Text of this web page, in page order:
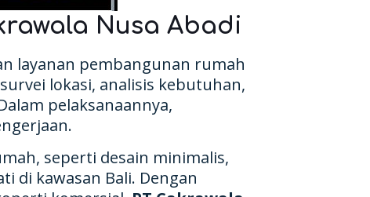
Nusa Abadi
layanan pembangunan rumah
lokasi, analisis kebutuhan,
pelaksanaannya,
seperti desain minimalis,
di kawasan Bali. Dengan